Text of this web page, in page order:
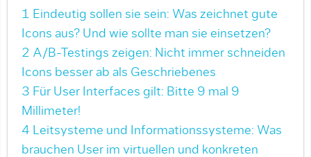
1 Eindeutig sollen sie sein: Was zeichnet gute
Icons aus? Und wie sollte man sie einsetzen?
2 A/B-Testings zeigen: Nicht immer schneiden
Icons besser ab als Geschriebenes
3 Für User Interfaces gilt: Bitte 9 mal 9
Millimeter!
4 Leitsysteme und Informationssysteme: Was
brauchen User im virtuellen und konkreten